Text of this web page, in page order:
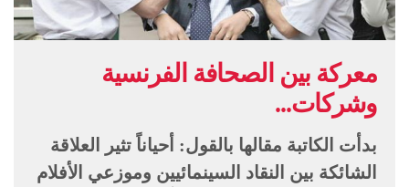
معركة بين الصحافة الفرنسية
وشركات...
بدأت الكاتبة مقالها بالقول: أحياناً تثير العلاقة
الشائكة بين النقاد السينمائيين وموزعي الأفلام